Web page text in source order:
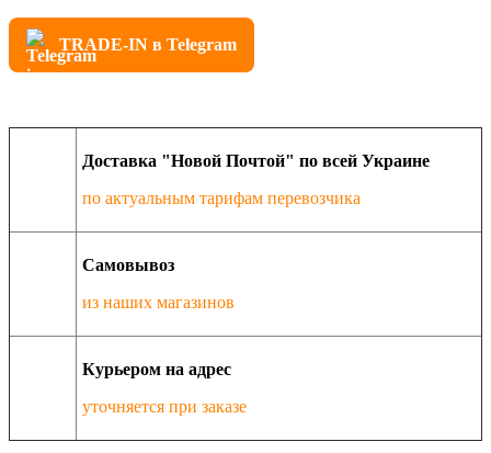
TRADE-IN в Telegram
Доставка "Новой Почтой" по всей Украине
по актуальным тарифам перевозчика
Самовывоз
из наших магазинов
Курьером на адрес
уточняется при заказе